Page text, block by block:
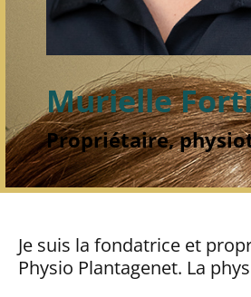
Murielle
Propriétaire,
Je suis la fondatrice et
Physio Plantagenet. La